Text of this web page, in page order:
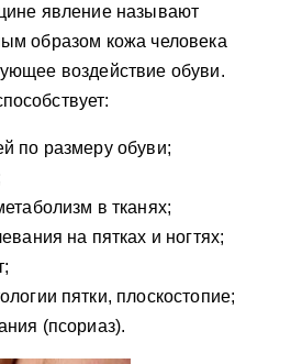
явление называют
образом кожа человека
воздействие обуви.
по размеру обуви;
в тканях;
на пятках и ногтях;
пятки, плоскостопие;
(псориаз).